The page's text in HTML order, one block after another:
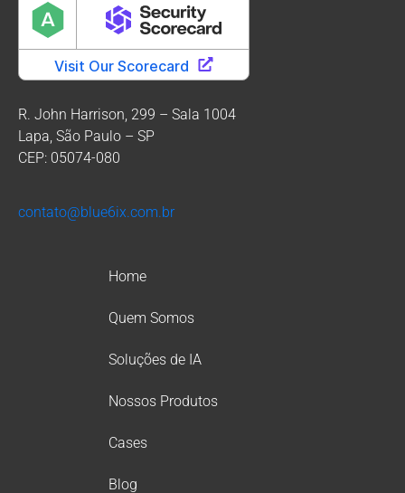
R. John Harrison, 299 – Sala 1004
Lapa, São Paulo – SP
CEP: 05074-080
contato@blue6ix.com.br
Home
Quem Somos
Soluções de IA
Nossos Produtos
Cases
Blog